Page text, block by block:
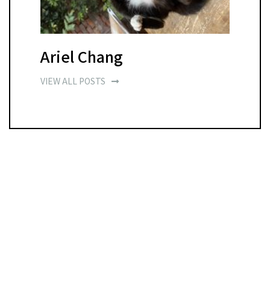
Ariel Chang
VIEW ALL POSTS